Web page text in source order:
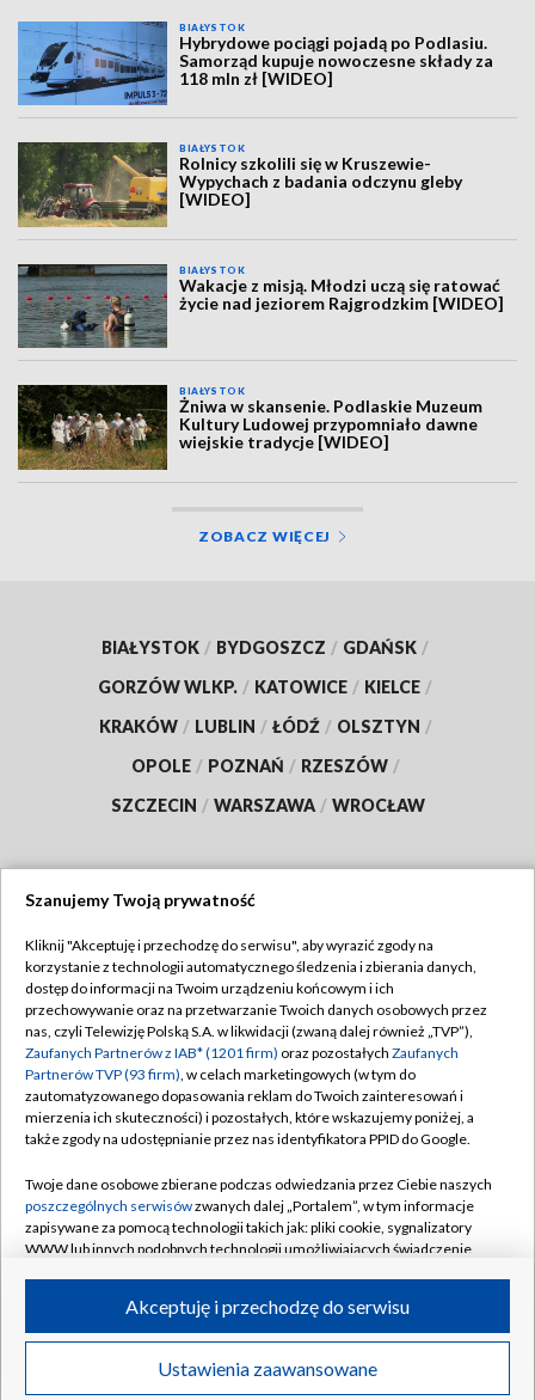
BIAŁYSTOK
Hybrydowe pociągi pojadą po Podlasiu.
Samorząd kupuje nowoczesne składy za
118 mln zł [WIDEO]
BIAŁYSTOK
Rolnicy szkolili się w Kruszewie-
Wypychach z badania odczynu gleby
[WIDEO]
BIAŁYSTOK
Wakacje z misją. Młodzi uczą się ratować
życie nad jeziorem Rajgrodzkim [WIDEO]
BIAŁYSTOK
Żniwa w skansenie. Podlaskie Muzeum
Kultury Ludowej przypomniało dawne
wiejskie tradycje [WIDEO]
ZOBACZ WIĘCEJ
BIAŁYSTOK / BYDGOSZCZ / GDAŃSK /
GORZÓW WLKP. / KATOWICE / KIELCE /
KRAKÓW / LUBLIN / ŁÓDŹ / OLSZTYN /
OPOLE / POZNAŃ / RZESZÓW /
SZCZECIN / WARSZAWA / WROCŁAW
TVP
Abonament TVP
Emisja w TVP
Centrum informacji TVP
Naziemna Telewizja Cyfrowa
Rada Programowa
System NOS
Informacje o nadawcy
Program dla prasy
Ogłoszenie przetargowe
Regulamin TVP
Polityka prywatności
Moje zgody
Pomoc
Kontakt
Kanały
©2026 Telewizja Polska S.A. w likwidacji
Szanujemy Twoją prywatność
Kliknij "Akceptuję i przechodzę do serwisu", aby wyrazić zgody na
korzystanie z technologii automatycznego śledzenia i zbierania danych,
dostęp do informacji na Twoim urządzeniu końcowym i ich
przechowywanie oraz na przetwarzanie Twoich danych osobowych przez
nas, czyli Telewizję Polską S.A. w likwidacji (zwaną dalej również „TVP”),
Zaufanych Partnerów z IAB* (1201 firm) oraz pozostałych Zaufanych
Partnerów TVP (93 firm), w celach marketingowych (w tym do
zautomatyzowanego dopasowania reklam do Twoich zainteresowań i
mierzenia ich skuteczności) i pozostałych, które wskazujemy poniżej, a
także zgody na udostępnianie przez nas identyfikatora PPID do Google.
Twoje dane osobowe zbierane podczas odwiedzania przez Ciebie naszych
poszczególnych serwisówzwanych dalej „Portalem”, w tym informacje
zapisywane za pomocą technologii takich jak: pliki cookie, sygnalizatory
WWW lub innych podobnych technologii umożliwiających świadczenie
ruchu w Internecie.
Twoje dane osobowe zbierane podczas odwiedzania przez Ciebie
poszczególnych serwisówna Portalu, takie jak adresy IP, identyfikatory
Ustawienia zaawansowane
Akceptuję i przechodzę do serwisu